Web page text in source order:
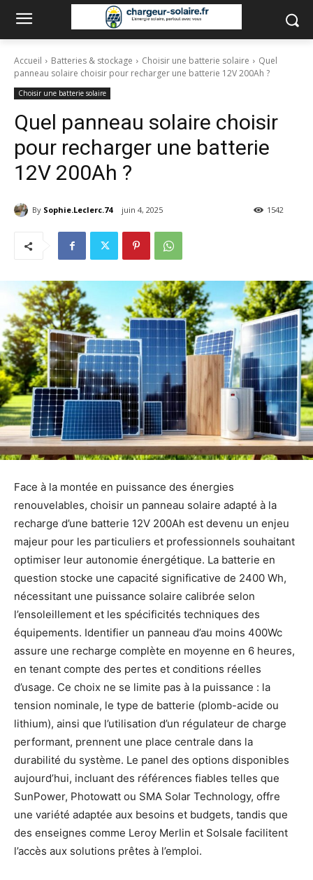
Accueil Batteries & stockage Choisir une batterie solaire
Quel
panneau solaire choisir pour recharger une batterie 12V 200Ah ?
Choisir une batterie solaire
Quel panneau solaire choisir
pour recharger une batterie
12V 200Ah ?
By Sophie.Leclerc.74 juin 4, 2025 1542
Face à la montée en puissance des énergies
renouvelables, choisir un panneau solaire adapté à la
recharge d’une batterie 12V 200Ah est devenu un enjeu
majeur pour les particuliers et professionnels souhaitant
optimiser leur autonomie énergétique. La batterie en
question stocke une capacité significative de 2400 Wh,
nécessitant une puissance solaire calibrée selon
l’ensoleillement et les spécificités techniques des
équipements. Identifier un panneau d’au moins 400Wc
assure une recharge complète en moyenne en 6 heures,
en tenant compte des pertes et conditions réelles
d’usage. Ce choix ne se limite pas à la puissance : la
tension nominale, le type de batterie (plomb-acide ou
lithium), ainsi que l’utilisation d’un régulateur de charge
performant, prennent une place centrale dans la
durabilité du système. Le panel des options disponibles
aujourd’hui, incluant des références fiables telles que
SunPower, Photowatt ou SMA Solar Technology, offre
une variété adaptée aux besoins et budgets, tandis que
des enseignes comme Leroy Merlin et Solsale facilitent
l’accès aux solutions prêtes à l’emploi.